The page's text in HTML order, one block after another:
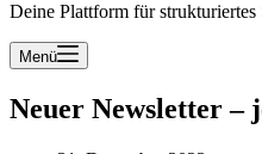
Deine Plattform für strukturiertes
Menü
Neuer Newsletter –